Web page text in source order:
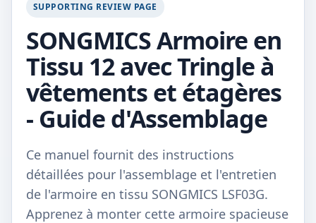
SUPPORTING REVIEW PAGE
SONGMICS Armoire en
Tissu 12 avec Tringle à
vêtements et étagères
- Guide d'Assemblage
Ce manuel fournit des instructions
détaillées pour l'assemblage et l'entretien
de l'armoire en tissu SONGMICS LSF03G.
Apprenez à monter cette armoire spacieuse